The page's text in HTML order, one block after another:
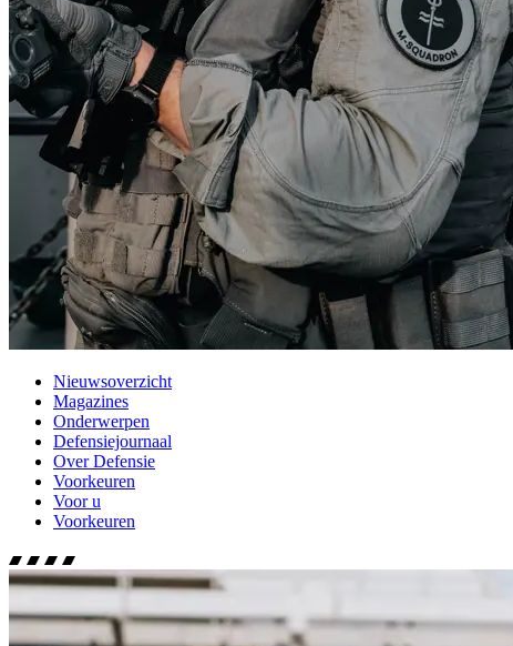
Nieuwsoverzicht
Magazines
Onderwerpen
Defensiejournaal
Over Defensie
Voorkeuren
Voor u
Voorkeuren